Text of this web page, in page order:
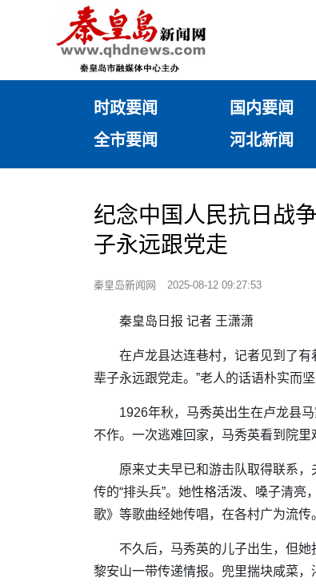
时政要闻 国内要闻
全市要闻
河北新闻
纪念中国人民抗日战
子永远跟党走
秦皇岛新闻网 2025-08-12 09:27:53
秦皇岛日报 记者 王潇潇
在卢龙县达连巷村，记者见到了
辈子永远跟党走。”老人的话语朴实而坚
1926年秋，马秀英出生在卢龙县
不作。一次逃难回家，马秀英看到院
原来丈夫早已和游击队取得联系
传的“排头兵”。她性格活泼、嗓子清
歌》等歌曲经她传唱，在各村广为流传
不久后，马秀英的儿子出生，但
黎安山一带传递情报。兜里揣块咸菜